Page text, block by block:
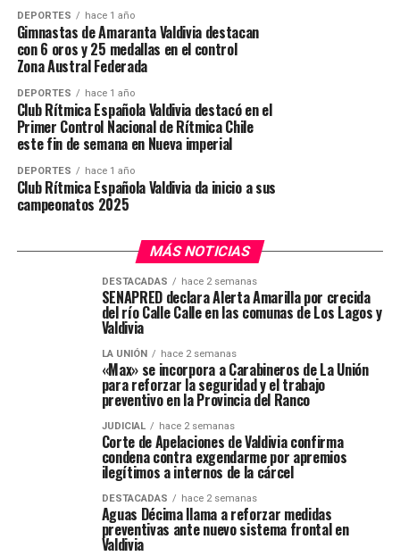
DEPORTES hace 1 año
Gimnastas de Amaranta Valdivia destacan
con 6 oros y 25 medallas en el control
Zona Austral Federada
DEPORTES hace 1 año
Club Rítmica Española Valdivia destacó en el
Primer Control Nacional de Rítmica Chile
este fin de semana en Nueva imperial
DEPORTES hace 1 año
Club Rítmica Española Valdivia da inicio a sus
campeonatos 2025
MÁS NOTICIAS
DESTACADAS hace 2 semanas
SENAPRED declara Alerta Amarilla por crecida
del río Calle Calle en las comunas de Los Lagos y
Valdivia
LA UNIÓN hace 2 semanas
«Max» se incorpora a Carabineros de La Unión
para reforzar la seguridad y el trabajo
preventivo en la Provincia del Ranco
JUDICIAL hace 2 semanas
Corte de Apelaciones de Valdivia confirma
condena contra exgendarme por apremios
ilegítimos a internos de la cárcel
DESTACADAS hace 2 semanas
Aguas Décima llama a reforzar medidas
preventivas ante nuevo sistema frontal en
Valdivia